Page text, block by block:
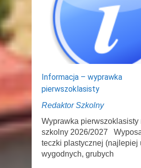
Informacja – wyprawka
pierwszoklasisty
Redaktor Szkolny
Wyprawka pierwszoklasisty
szkolny 2026/2027
teczki plastycznej (najlepiej
wygodnych, grubych